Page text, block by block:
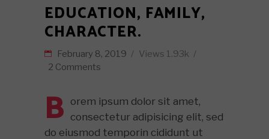
EDUCATION, FAMILY,
CHARACTER.
February 8, 2019 Views 1.93k
2 Comments
B orem ipsum dolor sit amet,
consectetur adipisicing elit, sed
do eiusmod temporin cididunt ut